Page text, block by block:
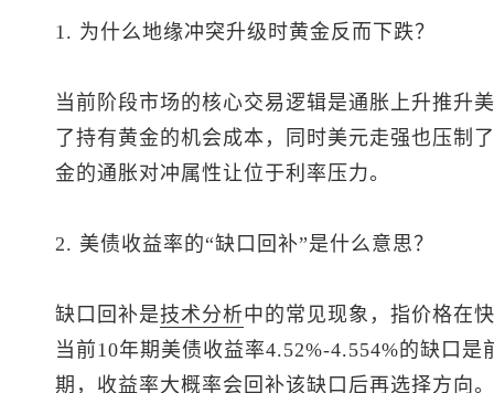
1. 为什么地缘冲突升级时黄金反而下跌？
当前阶段市场的核心交易逻辑是通胀上升推升
了持有黄金的机会成本，同时美元走强也压制
金的通胀对冲属性让位于利率压力。
2. 美债收益率的“缺口回补”是什么意思？
缺口回补是技术分析中的常见现象，指价格在
当前10年期美债收益率4.52%-4.554%的缺口
期，收益率大概率会回补该缺口后再选择方向。